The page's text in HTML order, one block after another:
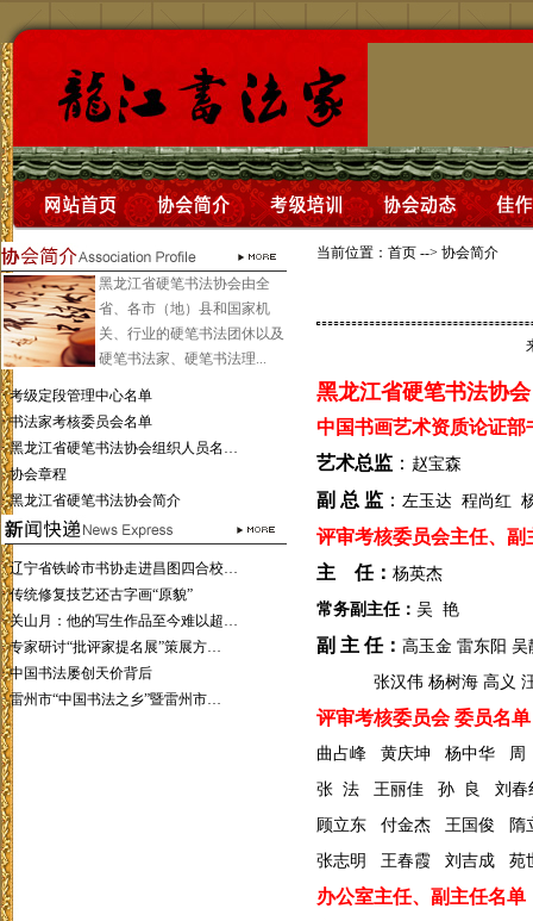
黑龙江省硬笔书法协会由全
省、各市（地）县和国家机
关、行业的硬笔书法团休以及
硬笔书法家、硬笔书法理...
·考级定段管理中心名单
·书法家考核委员会名单
·黑龙江省硬笔书法协会组织人员名…
·协会章程
·黑龙江省硬笔书法协会简介
·辽宁省铁岭市书协走进昌图四合校…
·传统修复技艺还古字画“原貌”
·关山月：他的写生作品至今难以超…
·专家研讨“批评家提名展”策展方…
·中国书法屡创天价背后
·雷州市“中国书法之乡”暨雷州市…
当前位置： 首页 --> 协会简介
黑龙江省硬笔书法协会
中国书画艺术资质论证部
艺术总监 ： 赵宝森
副 总 监 ： 左玉达 程尚红
评审考核委员会主任、副
主 任： 杨英杰
常务副主任： 吴 艳
副 主 任： 高玉金 雷东阳
张汉伟 杨树海 高义 汪
评审考核委员会 委员名单
曲占峰 黄庆坤 杨中华
张 法 王丽佳 孙 良 刘春
顾立东 付金杰 王国俊 隋
张志明 王春霞 刘吉成 苑
办公室主任、副主任名单